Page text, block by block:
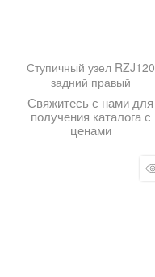
Ступичный узел RZJ120
задний правый
Свяжитесь с нами для
получения каталога с
ценами